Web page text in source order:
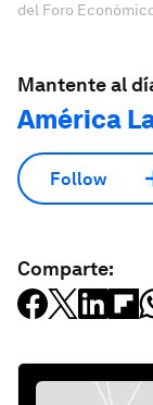
del Foro
Mantente al
América
Follow
Comparte: